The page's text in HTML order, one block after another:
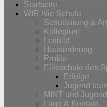
Startseite
WIR /die Schule
Schulleitung &
Kollegium
Leitbild
Hausordnung
Profile
Eliteschule des
Erfolge
Jugend
MINT und
Lage & Kontakt